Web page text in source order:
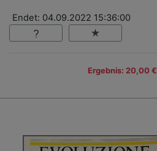
Endet: 04.09.2022 15:36:00
Ergebnis: 20,00 €